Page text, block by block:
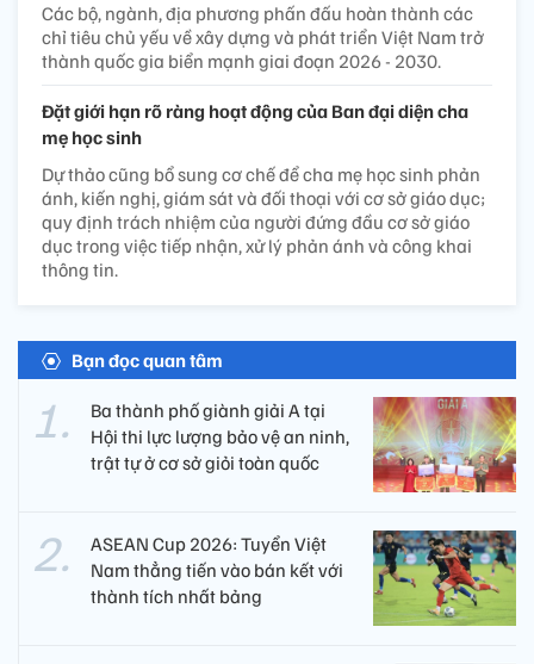
Các bộ, ngành, địa phương phấn đấu hoàn thành các
chỉ tiêu chủ yếu về xây dựng và phát triển Việt Nam trở
thành quốc gia biển mạnh giai đoạn 2026 - 2030.
Đặt giới hạn rõ ràng hoạt động của Ban đại diện cha
mẹ học sinh
Dự thảo cũng bổ sung cơ chế để cha mẹ học sinh phản
ánh, kiến nghị, giám sát và đối thoại với cơ sở giáo dục;
quy định trách nhiệm của người đứng đầu cơ sở giáo
dục trong việc tiếp nhận, xử lý phản ánh và công khai
thông tin.
Bạn đọc quan tâm
Ba thành phố giành giải A tại
Hội thi lực lượng bảo vệ an ninh,
trật tự ở cơ sở giỏi toàn quốc
ASEAN Cup 2026: Tuyển Việt
Nam thẳng tiến vào bán kết với
thành tích nhất bảng